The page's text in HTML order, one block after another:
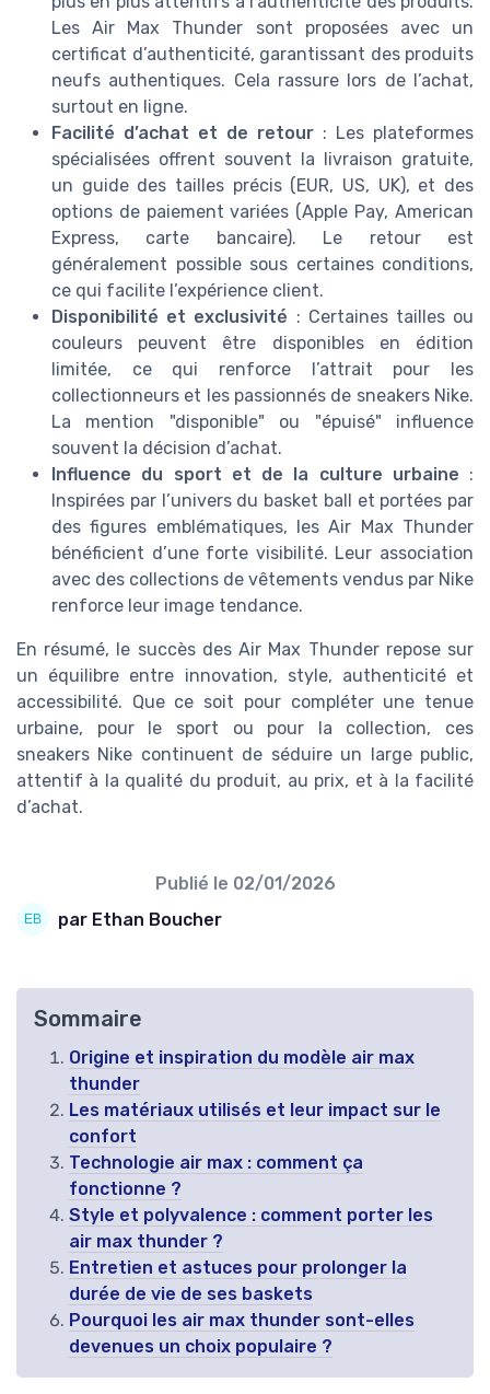
Les Air Max Thunder sont proposées avec un
certificat d’authenticité, garantissant des produits
neufs authentiques. Cela rassure lors de l’achat,
surtout en ligne.
Facilité d’achat et de retour : Les plateformes
spécialisées offrent souvent la livraison gratuite,
un guide des tailles précis (EUR, US, UK), et des
options de paiement variées (Apple Pay, American
Express, carte bancaire). Le retour est
généralement possible sous certaines conditions,
ce qui facilite l’expérience client.
Disponibilité et exclusivité : Certaines tailles ou
couleurs peuvent être disponibles en édition
limitée, ce qui renforce l’attrait pour les
collectionneurs et les passionnés de sneakers Nike.
La mention "disponible" ou "épuisé" influence
souvent la décision d’achat.
Influence du sport et de la culture urbaine :
Inspirées par l’univers du basket ball et portées par
des figures emblématiques, les Air Max Thunder
bénéficient d’une forte visibilité. Leur association
avec des collections de vêtements vendus par Nike
renforce leur image tendance.
En résumé, le succès des Air Max Thunder repose sur
un équilibre entre innovation, style, authenticité et
accessibilité. Que ce soit pour compléter une tenue
urbaine, pour le sport ou pour la collection, ces
sneakers Nike continuent de séduire un large public,
attentif à la qualité du produit, au prix, et à la facilité
d’achat.
Publié le 02/01/2026
par Ethan Boucher
Sommaire
Origine et inspiration du modèle air max
thunder
Les matériaux utilisés et leur impact sur le
confort
Technologie air max : comment ça
fonctionne ?
Style et polyvalence : comment porter les
air max thunder ?
Entretien et astuces pour prolonger la
durée de vie de ses baskets
Pourquoi les air max thunder sont-elles
devenues un choix populaire ?